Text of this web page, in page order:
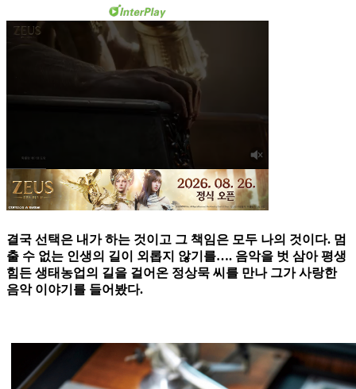
결국 선택은 내가 하는 것이고 그 책임은 모두 나의 것이다. 멈
출 수 없는 인생의 길이 외롭지 않기를…. 음악을 벗 삼아 평생
힘든 생태농업의 길을 걸어온 정상묵 씨를 만나 그가 사랑한
음악 이야기를 들어봤다.